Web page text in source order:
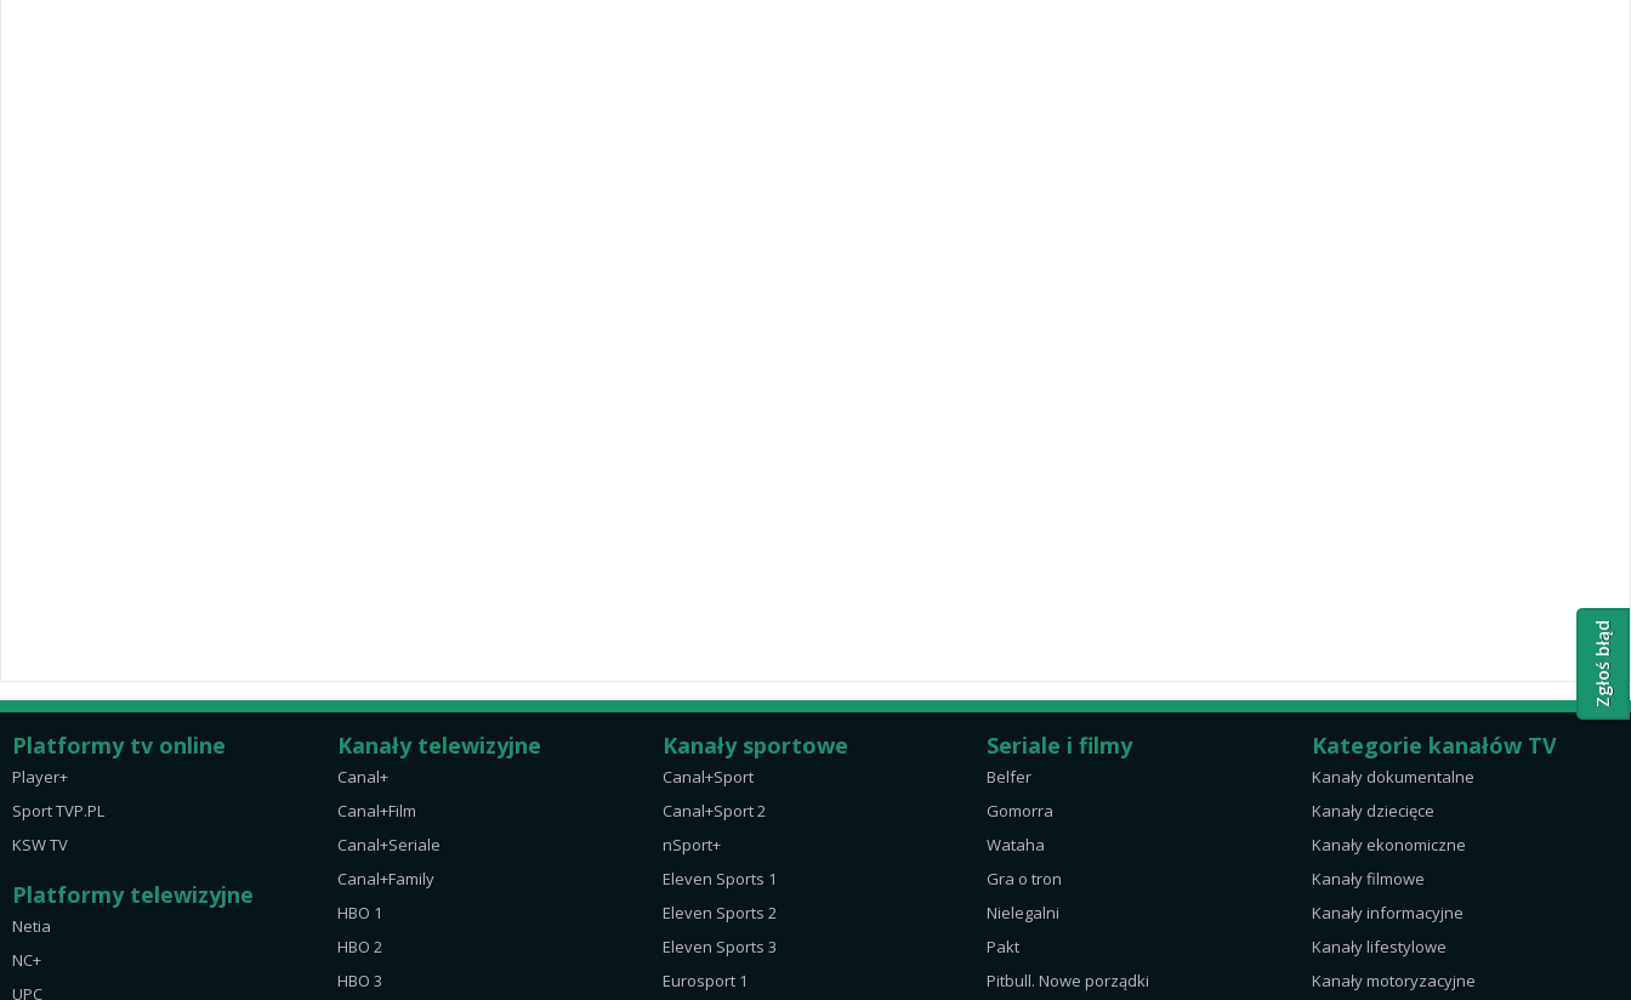
Platformy tv online
Player+
Sport TVP.PL
KSW TV
Platformy telewizyjne
Netia
NC+
UPC
Kanały telewizyjne
Canal+
Canal+Film
Canal+Seriale
Canal+Family
HBO 1
HBO 2
HBO 3
Kanały sportowe
Canal+Sport
Canal+Sport 2
nSport+
Eleven Sports 1
Eleven Sports 2
Eleven Sports 3
Eurosport 1
Seriale i filmy
Belfer
Gomorra
Wataha
Gra o tron
Nielegalni
Pakt
Pitbull. Nowe porządki
Kategorie kanałów TV
Kanały dokumentalne
Kanały dziecięce
Kanały ekonomiczne
Kanały filmowe
Kanały informacyjne
Kanały lifestylowe
Kanały motoryzacyjne
Zgłoś błąd